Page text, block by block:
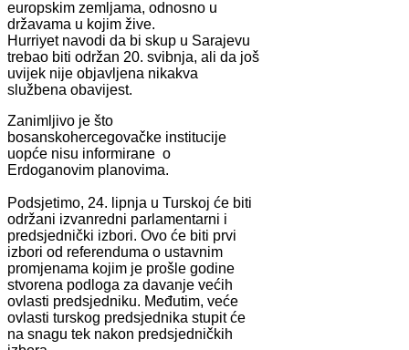
europskim zemljama, odnosno u
državama u kojim žive.
Hurriyet navodi da bi skup u Sarajevu
trebao biti održan 20. svibnja, ali da još
uvijek nije objavljena nikakva
službena obavijest.
Zanimljivo je što
bosanskohercegovačke institucije
uopće nisu informirane o
Erdoganovim planovima.
Podsjetimo, 24. lipnja u Turskoj će biti
održani izvanredni parlamentarni i
predsjednički izbori. Ovo će biti prvi
izbori od referenduma o ustavnim
promjenama kojim je prošle godine
stvorena podloga za davanje većih
ovlasti predsjedniku. Međutim, veće
ovlasti turskog predsjednika stupit će
na snagu tek nakon predsjedničkih